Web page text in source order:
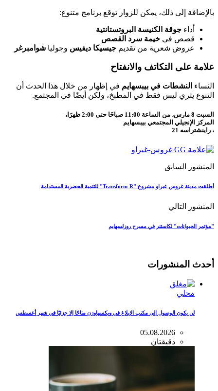
بالإضافة إلى ذلك، يمكن للزوار توقع برنامج متنوع:
أداء جوقة الكنيسة البروتستانتية
قصص في خيمة سرد القصص
عروض شعرية من تقديم جيسيكا ديفيس وجوليا شوامبرغر
علامة على التكاتف والانفتاح
النساء النشطات في بيبسهايم في إظهار من خلال هذا الحدث أن
التنوع يثري ليس فقط في المطبخ، ولكن أيضًا في المجتمع.
السبت 8 مارس، من الساعة 11:00 صباحًا حتى 2:00 ظهرًا،
المركز الإنجيلي المجتمعي بيبسهايم
، راينشتراسه 21
المنشور السابق
أطلقت مدينة غروس-غيراو مشروع "Transform-R" للتنمية الحضرية المستدامة
المنشور التالي
"مؤتمر الحيوانات" لكاستنر في مسرح روزلسهايم
أحدث المنشورات
محلي
لن يكون الوصول إلى مكتب الإبلاغ في ويكسهاوزن متاحًا إلا جزئيًا في شهر أغسطس
05.08.2026
دقيقتان